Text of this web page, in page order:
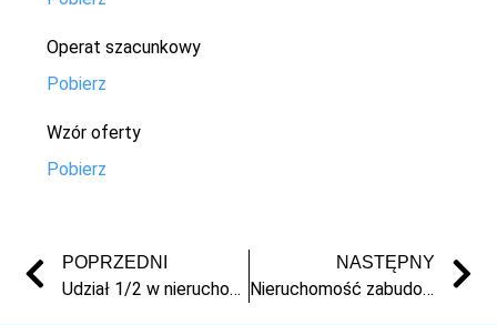
Operat szacunkowy
Pobierz
Wzór oferty
Pobierz
POPRZEDNI
Udział 1/2 w nieruchomości w Chełmnie
NASTĘPNY
Nieruchomość zabudowana we Włoszycy